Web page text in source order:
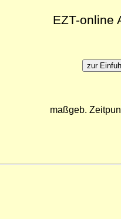
EZT-online
maßgeb.